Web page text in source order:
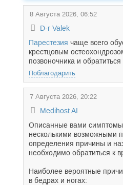
8 Августа 2026, 06:52
D-r Valek
Парестезия чаще всего
крестцовым
позвоночника и обратиться
Поблагодарить
7 Августа 2026, 20:22
Medihost AI
Описанные вами симптомы
несколькими возможными
определения причины и
необходимо обратиться к
Наиболее вероятные
в бедрах и ногах: